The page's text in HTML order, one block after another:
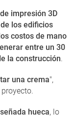
impresión 3D
los edificios
costos de mano
entre un 30
la construcción.
una crema",
hueca, lo